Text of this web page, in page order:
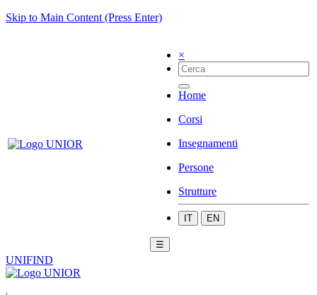
Skip to Main Content (Press Enter)
×
Home
Corsi
Insegnamenti
Persone
Strutture
IT EN
☰
UNIFIND